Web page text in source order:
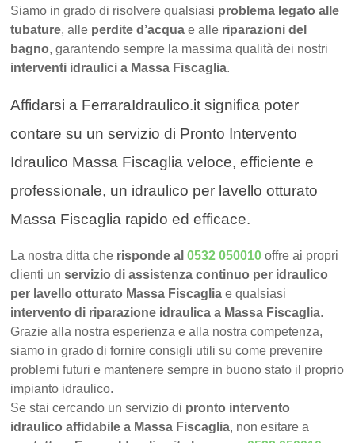
Siamo in grado di risolvere qualsiasi problema legato alle
tubature, alle perdite d’acqua e alle riparazioni del
bagno, garantendo sempre la massima qualità dei nostri
interventi idraulici a Massa Fiscaglia.
Affidarsi a FerraraIdraulico.it significa poter
contare su un servizio di Pronto Intervento
Idraulico Massa Fiscaglia veloce, efficiente e
professionale, un idraulico per lavello otturato
Massa Fiscaglia rapido ed efficace.
La nostra ditta che risponde al0532 050010 offre ai propri
clienti unservizio di assistenza continuo per idraulico
per lavello otturato Massa Fiscaglia e qualsiasi
intervento di riparazione idraulica a Massa Fiscaglia.
Grazie alla nostra esperienza e alla nostra competenza,
siamo in grado di fornire consigli utili su come prevenire
problemi futuri e mantenere sempre in buono stato il proprio
impianto idraulico.
Se stai cercando un servizio di pronto intervento
idraulico affidabile a Massa Fiscaglia, non esitare a